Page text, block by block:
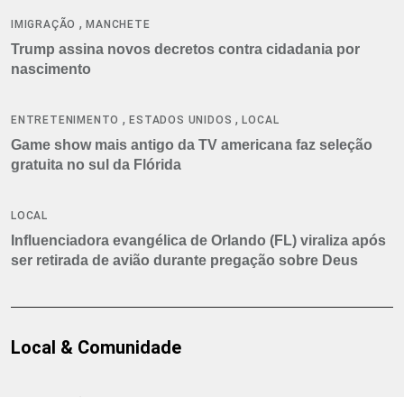
IMIGRAÇÃO ,MANCHETE
Trump assina novos decretos contra cidadania por
nascimento
ENTRETENIMENTO ,ESTADOS UNIDOS ,LOCAL
Game show mais antigo da TV americana faz seleção
gratuita no sul da Flórida
LOCAL
Influenciadora evangélica de Orlando (FL) viraliza após
ser retirada de avião durante pregação sobre Deus
Local & Comunidade